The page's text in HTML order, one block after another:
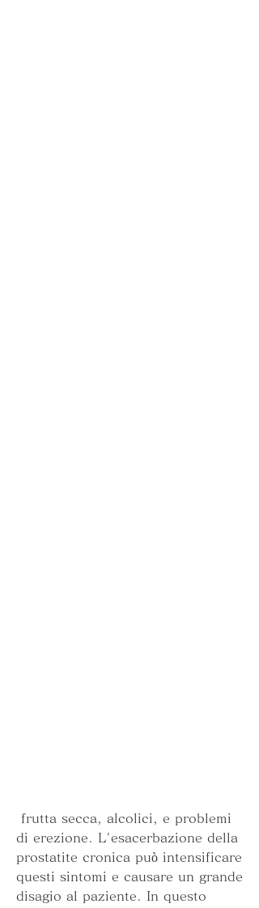
di erezione. L'esacerbazione della
prostatite cronica può intensificare
questi sintomi e causare un grande
disagio al paziente. In questo